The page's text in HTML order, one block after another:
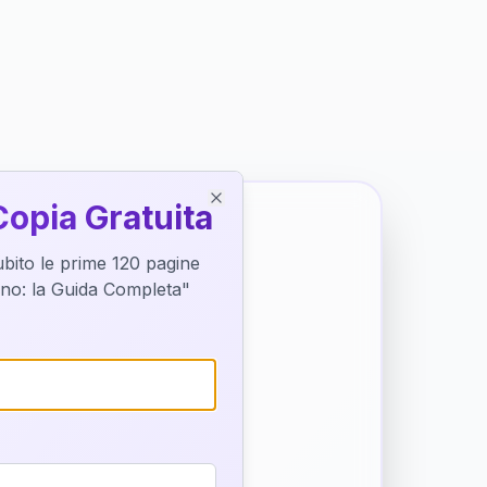
di
Gratuita
le prime 120 pagine
la Guida Completa"